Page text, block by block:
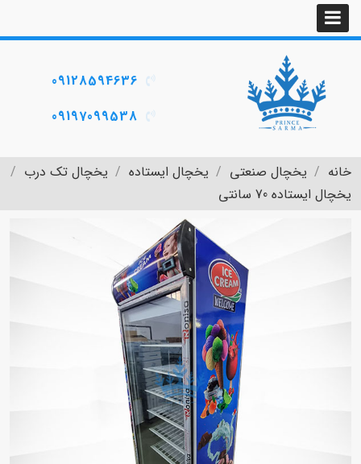
09128594636
09197099538
خانه یخچال صنعتی یخچال ایستاده
یخچال تک درب
یخچال ایستاده 70 سانتی